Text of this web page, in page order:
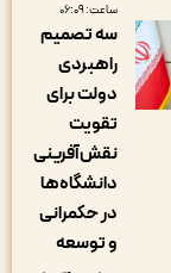
سه تصمیم
راهبردی
دولت برای
نقش‌آفرینی
دانشگاه‌ها
در حکمرانی
و توسعه